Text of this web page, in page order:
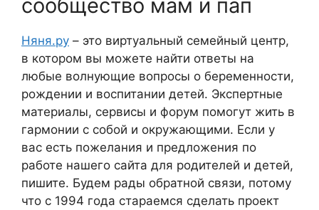
сообщество мам и пап
Няня.ру – это виртуальный семейный центр,
в котором вы можете найти ответы на
любые волнующие вопросы о беременности,
рождении и воспитании детей. Экспертные
материалы, сервисы и форум помогут жить в
гармонии с собой и окружающими. Если у
вас есть пожелания и предложения по
работе нашего сайта для родителей и детей,
пишите. Будем рады обратной связи, потому
что c 1994 года стараемся сделать проект